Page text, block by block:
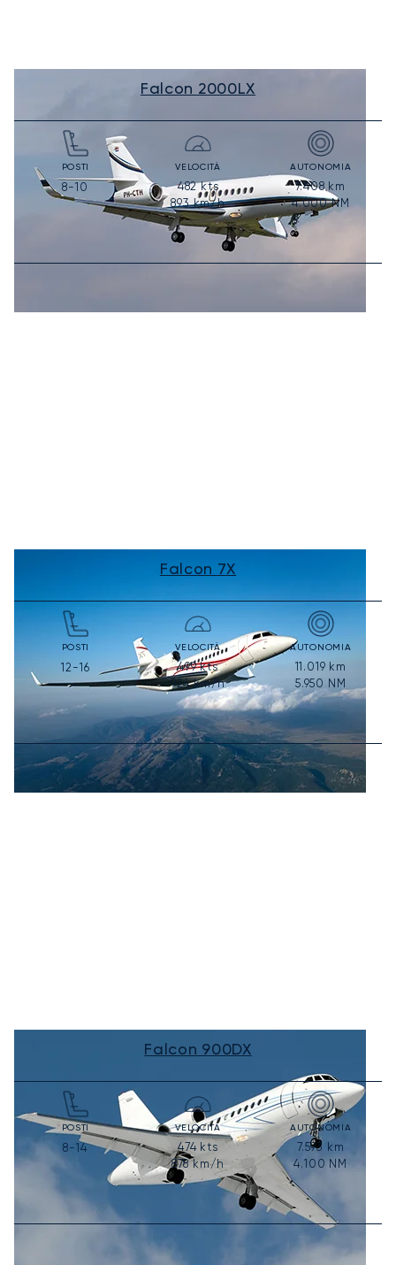
Falcon 2000LX
POSTI
8-10
VELOCITÀ
482kts
893km/h
AUTONOMIA
7.408km
4.000NM
Falcon 7X
POSTI
12-16
VELOCITÀ
499kts
924km/h
AUTONOMIA
11.019 km
5.950 NM
Falcon 900DX
POSTI
8-14
VELOCITÀ
474 kts
878km/h
AUTONOMIA
7.593 km
4.100 NM